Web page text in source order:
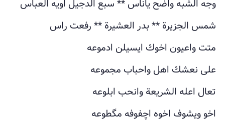
وجه الشبه واضح ياناس ** سبع الدجيل اويه العباس
شمس الجزيرة ** بدر العشيرة ** رفعت راس
متت واعيون اخوك ايسيلن ادموعه
على نعشك اهل واحباب مجموعه
تعال اعله الشريعة وانحب ابلوعه
اخو ويشوف اخوه اچفوفه مگطوعه